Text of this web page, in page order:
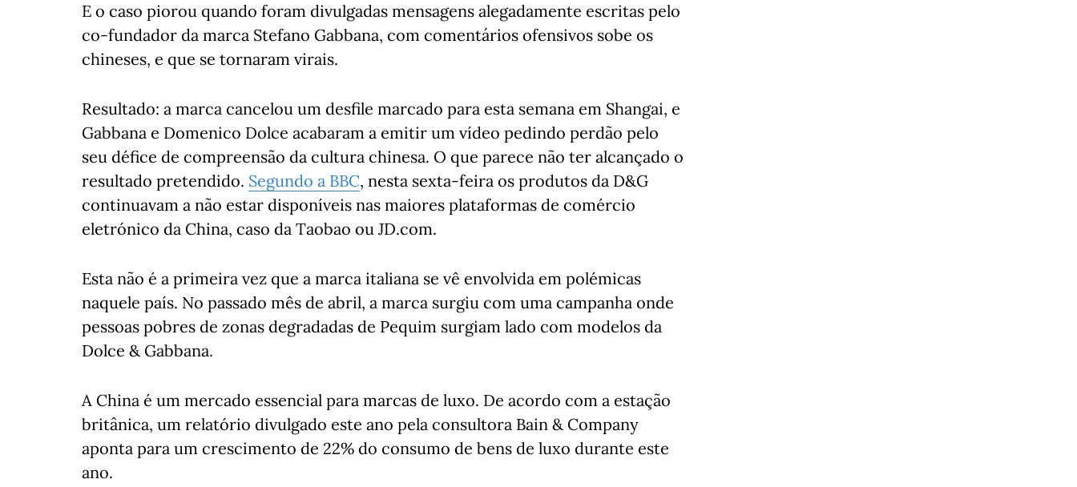
E o caso piorou quando foram divulgadas mensagens alegadamente escritas pelo
co-fundador da marca Stefano Gabbana, com comentários ofensivos sobe os
chineses, e que se tornaram virais.
Resultado: a marca cancelou um desfile marcado para esta semana em Shangai, e
Gabbana e Domenico Dolce acabaram a emitir um vídeo pedindo perdão pelo
seu défice de compreensão da cultura chinesa. O que parece não ter alcançado o
resultado pretendido. Segundo a BBC, nesta sexta-feira os produtos da D&G
continuavam a não estar disponíveis nas maiores plataformas de comércio
eletrónico da China, caso da Taobao ou JD.com.
Esta não é a primeira vez que a marca italiana se vê envolvida em polémicas
naquele país. No passado mês de abril, a marca surgiu com uma campanha onde
pessoas pobres de zonas degradadas de Pequim surgiam lado com modelos da
Dolce & Gabbana.
A China é um mercado essencial para marcas de luxo. De acordo com a estação
britânica, um relatório divulgado este ano pela consultora Bain & Company
aponta para um crescimento de 22% do consumo de bens de luxo durante este
ano.